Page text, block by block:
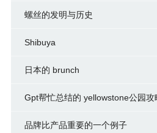
螺丝的发明与历史
Shibuya
日本的 brunch
Gpt帮忙总结的 yellowstone公园攻
品牌比产品重要的一个例子